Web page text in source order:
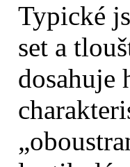
Typické
set a
dosahuje